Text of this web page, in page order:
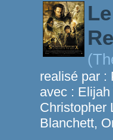
realisé par :
avec :
Christopher
Blanchett,